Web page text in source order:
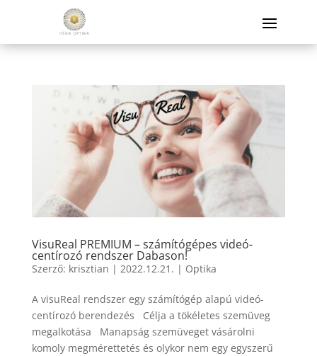
VisuReal PREMIUM – számítógépes videó-
centírozó rendszer Dabason!
Szerző: krisztian | 2022.12.21. | Optika
A visuReal rendszer egy számítógép alapú videó-
centírozó berendezés Célja a tökéletes szemüveg
megalkotása Manapság szemüveget vásárolni
komoly megmérettetés és olykor nem egy egyszerű